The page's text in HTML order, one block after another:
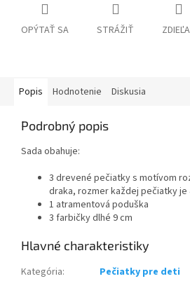
OPÝTAŤ SA STRÁŽIŤ
Popis Hodnotenie Diskusia
Podrobný popis
Sada obahuje:
3 drevené pečiatky s motívom
draka, rozmer každej pečiatky je
1 atramentová poduška
3 farbičky dlhé 9 cm
Kategória:
Pečiatky pre deti